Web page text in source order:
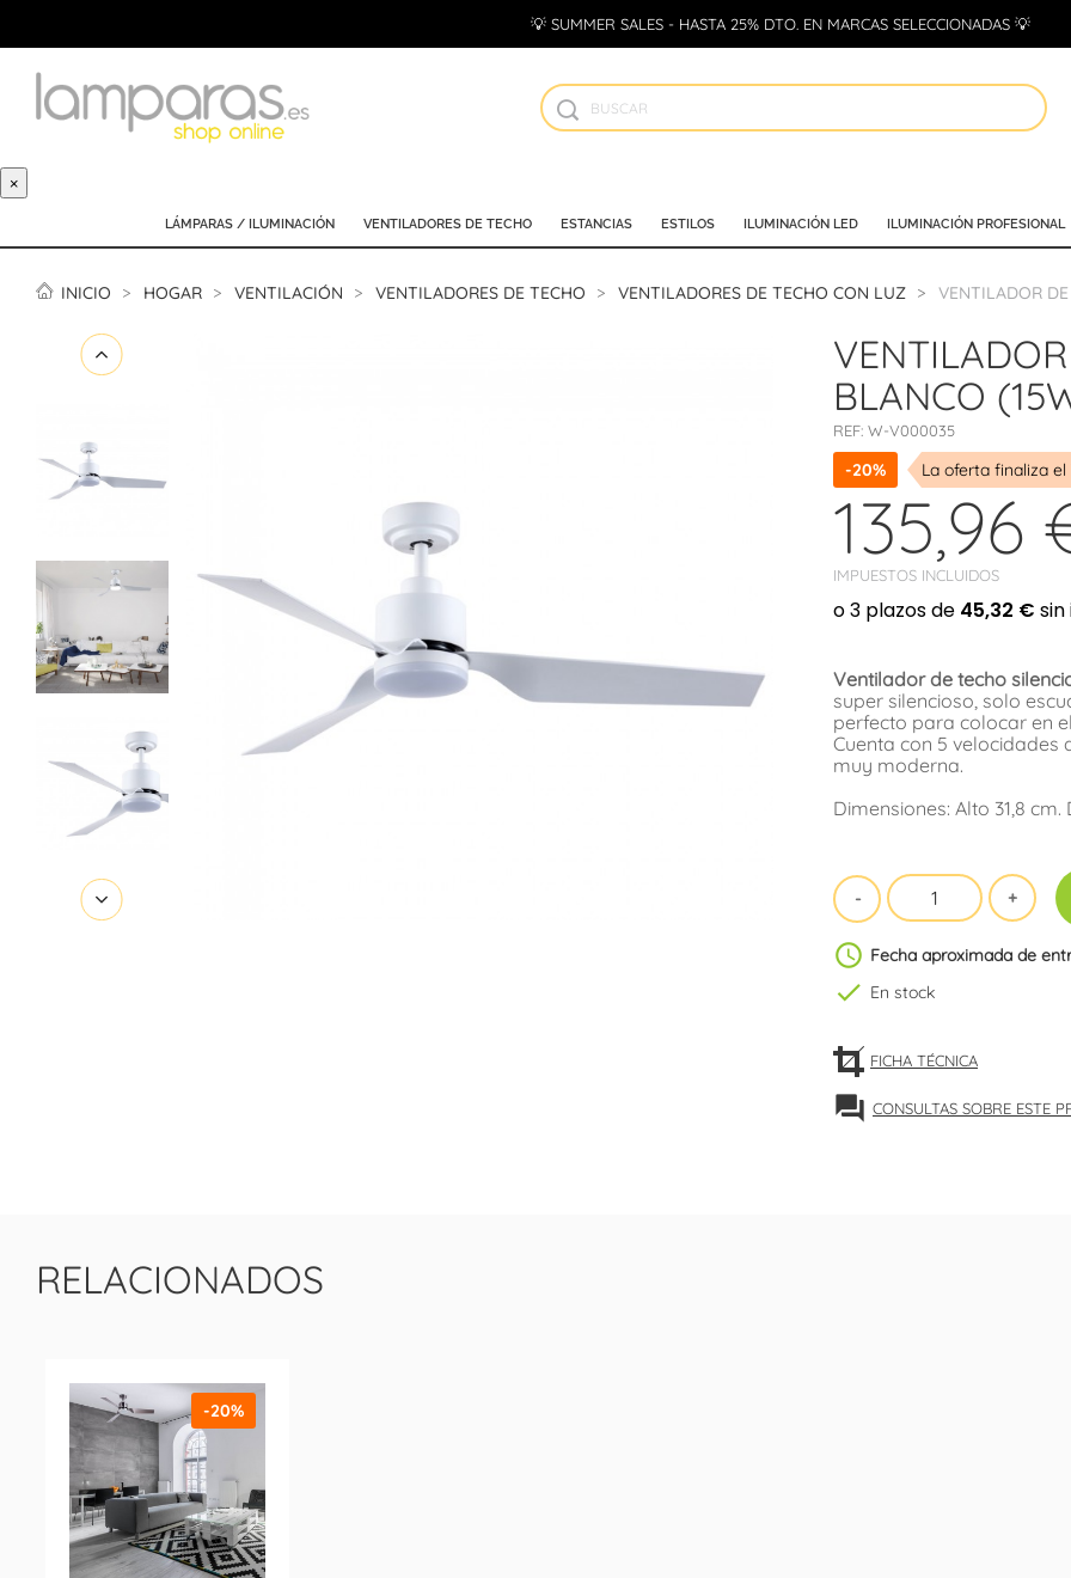
💡 SUMMER SALES - HASTA 25% DTO. EN MARCAS SELECCIONADAS 💡
×
LÁMPARAS / ILUMINACIÓN VENTILADORES DE TECHO ESTANCIAS ESTILOS ILUMINACIÓN LED ILUMINACIÓN PROFESIONAL
INICIO HOGAR VENTILACIÓN VENTILADORES DE TECHO VENTILADORES DE TECHO CON LUZ VENTILADOR
BLANCO
REF: W-V000035
-20% La oferta finaliza el
135,96
IMPUESTOS INCLUIDOS
Ventilador de techo
super silencioso, solo
perfecto para colocar en
Cuenta con 5
muy moderna.
Dimensiones: Alto 31,8 cm.
schedule Fecha aproximada de
check En stock
FICHA TÉCNICA
forum CONSULTAS SOBRE ESTE
RELACIONADOS
-20%